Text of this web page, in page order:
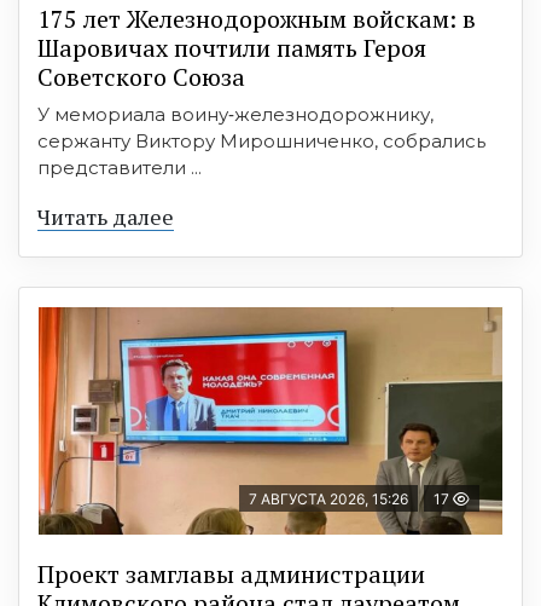
175 лет Железнодорожным войскам: в
Шаровичах почтили память Героя
Советского Союза
У мемориала воину‑железнодорожнику,
сержанту Виктору Мирошниченко, собрались
представители ...
Читать далее
7 АВГУСТА 2026, 15:26 17
Проект замглавы администрации